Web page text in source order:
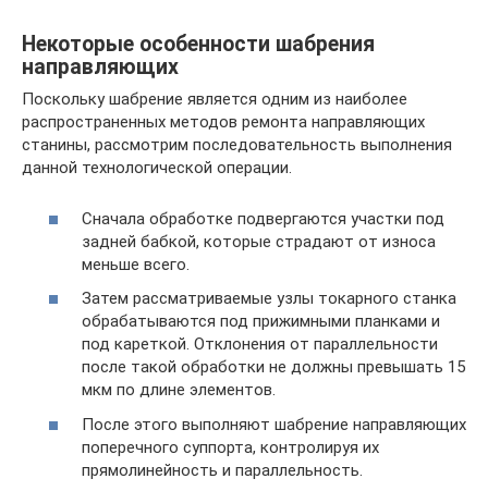
Некоторые особенности шабрения
направляющих
Поскольку шабрение является одним из наиболее
распространенных методов ремонта направляющих
станины, рассмотрим последовательность выполнения
данной технологической операции.
Сначала обработке подвергаются участки под
задней бабкой, которые страдают от износа
меньше всего.
Затем рассматриваемые узлы токарного станка
обрабатываются под прижимными планками и
под кареткой. Отклонения от параллельности
после такой обработки не должны превышать 15
мкм по длине элементов.
После этого выполняют шабрение направляющих
поперечного суппорта, контролируя их
прямолинейность и параллельность.